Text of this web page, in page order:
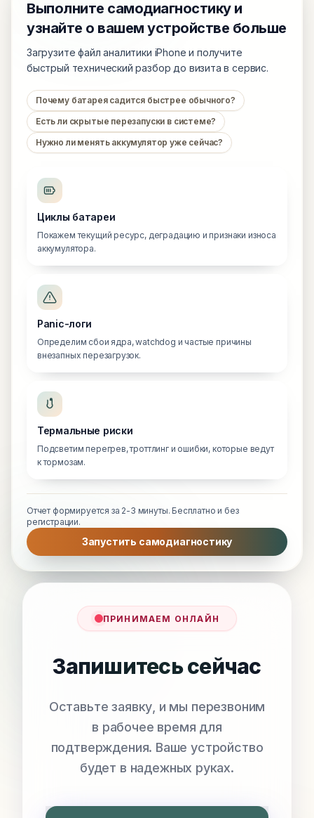
Выполните самодиагностику и
узнайте о вашем устройстве больше
Загрузите файл аналитики iPhone и получите
быстрый технический разбор до визита в сервис.
Почему батарея садится быстрее обычного?
Есть ли скрытые перезапуски в системе?
Нужно ли менять аккумулятор уже сейчас?
Циклы батареи
Покажем текущий ресурс, деградацию и признаки износа
аккумулятора.
Panic-логи
Определим сбои ядра, watchdog и частые причины
внезапных перезагрузок.
Термальные риски
Подсветим перегрев, троттлинг и ошибки, которые ведут
к тормозам.
Отчет формируется за 2-3 минуты. Бесплатно и без
регистрации.
Запустить самодиагностику
ПРИНИМАЕМ ОНЛАЙН
Запишитесь сейчас
Оставьте заявку, и мы перезвоним
в рабочее время для
подтверждения. Ваше устройство
будет в надежных руках.